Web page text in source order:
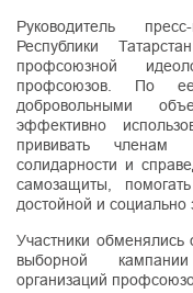
Руководитель
Республики
профсоюзной
профсоюзов. По
добровольными
эффективно
прививать членам
солидарности и
самозащиты,
достойной и
Участники обменялись
выборной
организаций